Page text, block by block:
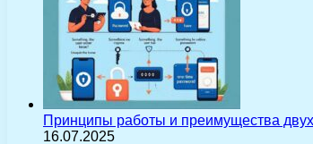
Принципы работы и преимущества
16.07.2025